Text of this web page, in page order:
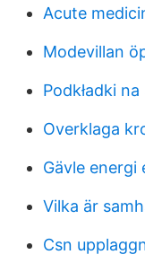
Acute
Modevillan
Podkładki na
Overklaga
Gävle energi
Vilka är
Csn